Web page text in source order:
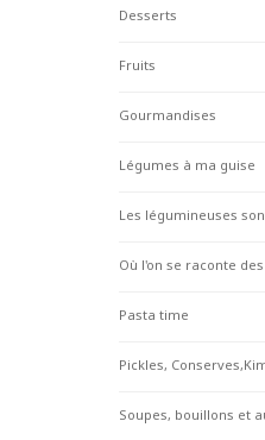
Desserts
Fruits
Gourmandises
Légumes à ma guise
Les légumineuses
Où l'on se raconte
Pasta time
Pickles,
Soupes, bouillons et